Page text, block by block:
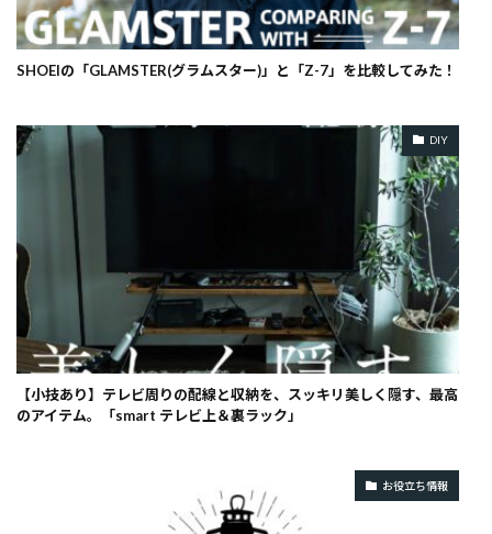
SHOEIの「GLAMSTER(グラムスター)」と「Z-7」を比較してみた！
DIY
【小技あり】テレビ周りの配線と収納を、スッキリ美しく隠す、最高
のアイテム。「smart テレビ上＆裏ラック」
お役立ち情報